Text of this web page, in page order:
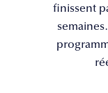
finissent